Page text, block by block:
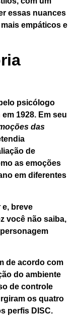
essas nuances
empáticos e
psicólogo
em 1928. Em seu
das
de
as emoções
em diferentes
breve
você não saiba,
de acordo com
do ambiente
de controle
os quatro
perfis DISC.